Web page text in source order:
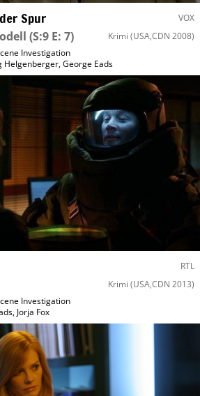
Spur VOX
(S:9 E: 7) Krimi (USA,CDN 2008)
Investigation
Helgenberger,George Eads
RTL
Krimi (USA,CDN 2013)
Investigation
, Jorja Fox